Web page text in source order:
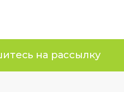
на рассылку